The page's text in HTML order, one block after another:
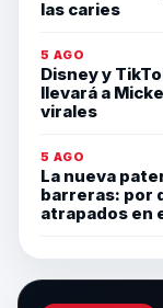
las caries
5 AGO
Disney y
llevará a
virales
5 AGO
La nueva
barreras: por
atrapados en